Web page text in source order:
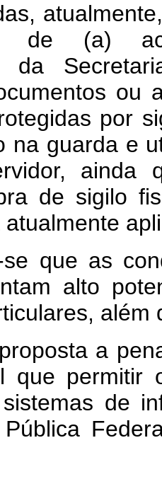
de (a)
da
ou
por
na guarda e
ainda
de sigilo
se que as
alto
a
que permitir
de
Pública